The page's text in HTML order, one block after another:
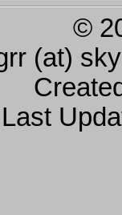
©
(at)
Last